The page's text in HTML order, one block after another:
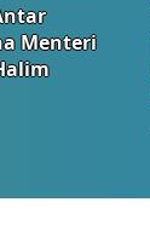
Menteri